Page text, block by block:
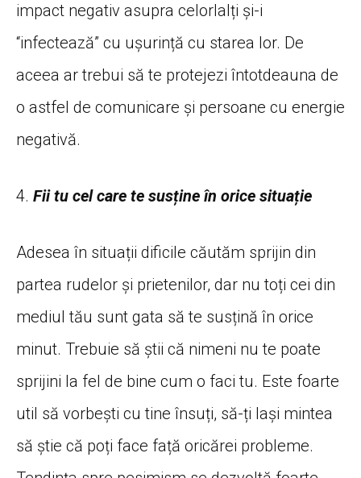
impact negativ asupra celorlalți și-i
“infectează” cu ușurință cu starea lor. De
aceea ar trebui să te protejezi întotdeauna de
o astfel de comunicare și persoane cu energie
negativă.
4. Fii tu cel care te susține în orice situație
Adesea în situații dificile căutăm sprijin din
partea rudelor și prietenilor, dar nu toți cei din
mediul tău sunt gata să te susțină în orice
minut. Trebuie să știi că nimeni nu te poate
sprijini la fel de bine cum o faci tu. Este foarte
util să vorbești cu tine însuți, să-ți lași mintea
să știe că poți face față oricărei probleme.